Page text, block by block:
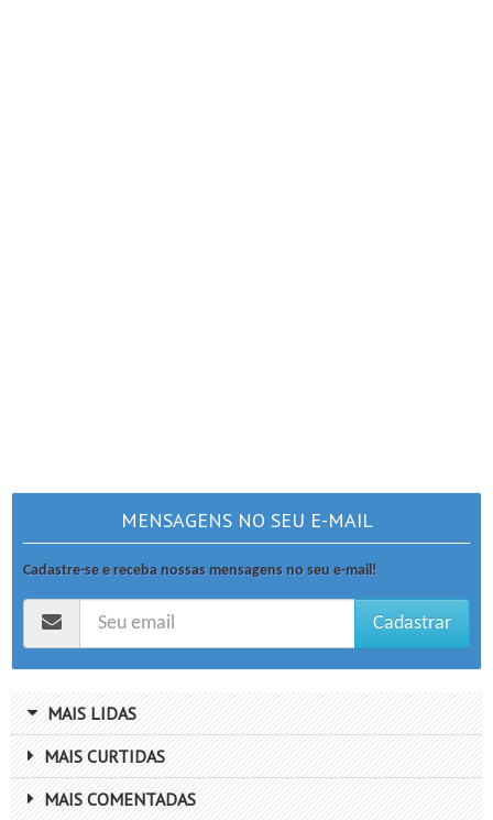
MENSAGENS NO SEU E-MAIL
Cadastre-se e receba nossas mensagens no seu e-mail!
Cadastrar
MAIS LIDAS
MAIS CURTIDAS
MAIS COMENTADAS